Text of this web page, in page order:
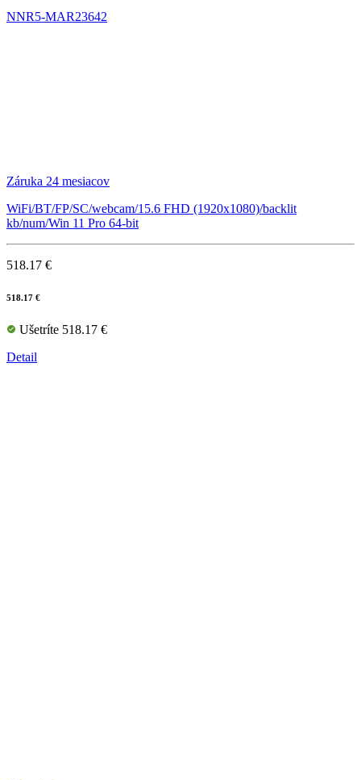
NNR5-MAR23642
Záruka 24 mesiacov
WiFi/BT/FP/SC/webcam/15.6 FHD (1920x1080)/backlit
kb/num/Win 11 Pro 64-bit
518.17 €
518.17 €
Ušetríte 518.17 €
Detail